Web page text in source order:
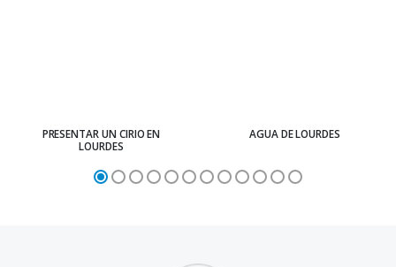
PRESENTAR UN CIRIO EN
LOURDES
AGUA DE LOURDES